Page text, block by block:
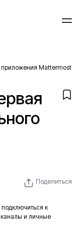
приложения Mattermost
Поделиться
к
каналы и личные